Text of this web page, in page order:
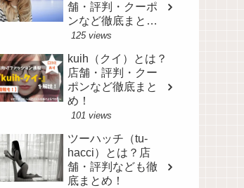
舗・評判・クーポ
ンなど徹底まと
め！
125 views
kuih（クイ）とは？
店舗・評判・クー
ポンなど徹底まと
め！
101 views
ツーハッチ（tu-
hacci）とは？店
舗・評判なども徹
底まとめ！